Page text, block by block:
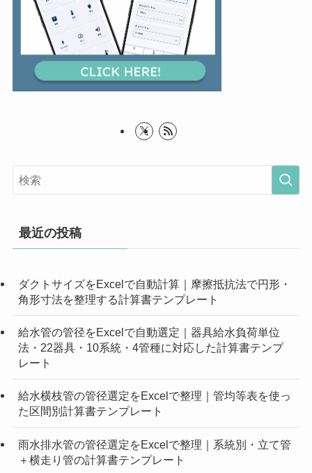
最近の投稿
ダクトサイズをExcelで自動計算｜摩擦抵抗法で円形・
角形寸法を整理する計算書テンプレート
給水管の管径をExcelで自動選定｜器具給水負荷単位
法・22器具・10系統・4管種に対応した計算書テンプ
レート
給水横枝管の管径選定をExcelで整理｜管均等表を使っ
た区間別計算書テンプレート
雨水排水管の管径選定をExcelで整理｜系統別・立て管
＋横走り管の計算書テンプレート